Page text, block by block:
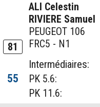
81
ALI Celestin
RIVIERE Samuel
PEUGEOT 106
FRC5 - N1
55
Intermédiaires:
PK 5.6:
PK 11.6: